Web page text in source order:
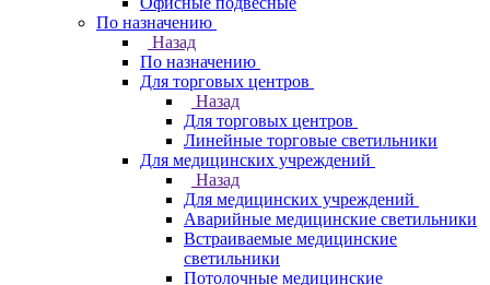
По назначению
Назад
По назначению
Для торговых центров
Назад
Для торговых центров
Линейные торговые светильники
Для медицинских учреждений
Назад
Для медицинских учреждений
Аварийные медицинские светильники
Встраиваемые медицинские
светильники
Потолочные медицинские